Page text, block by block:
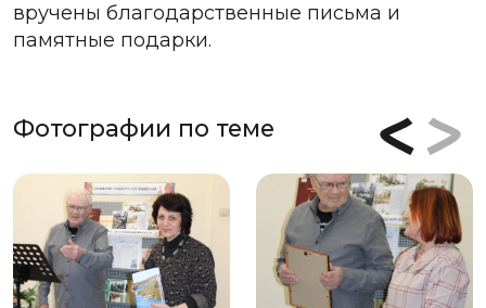
вручены благодарственные письма и
памятные подарки.
Фотографии по теме